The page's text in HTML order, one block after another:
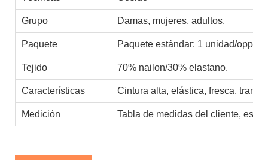
Grupo Damas, mujeres, adultos.
Paquete Paquete estándar: 1 unidad/opp
Tejido 70% nailon/30% elastano.
Características Cintura alta, elástica, fresca,
Medición Tabla de medidas del cliente,